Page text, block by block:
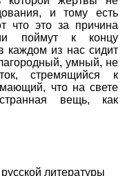
и тому есть
что это за причина
поймут к концу
каждом из нас сидит
умный, не
стремящийся к
что на свете
вещь, как
литературы